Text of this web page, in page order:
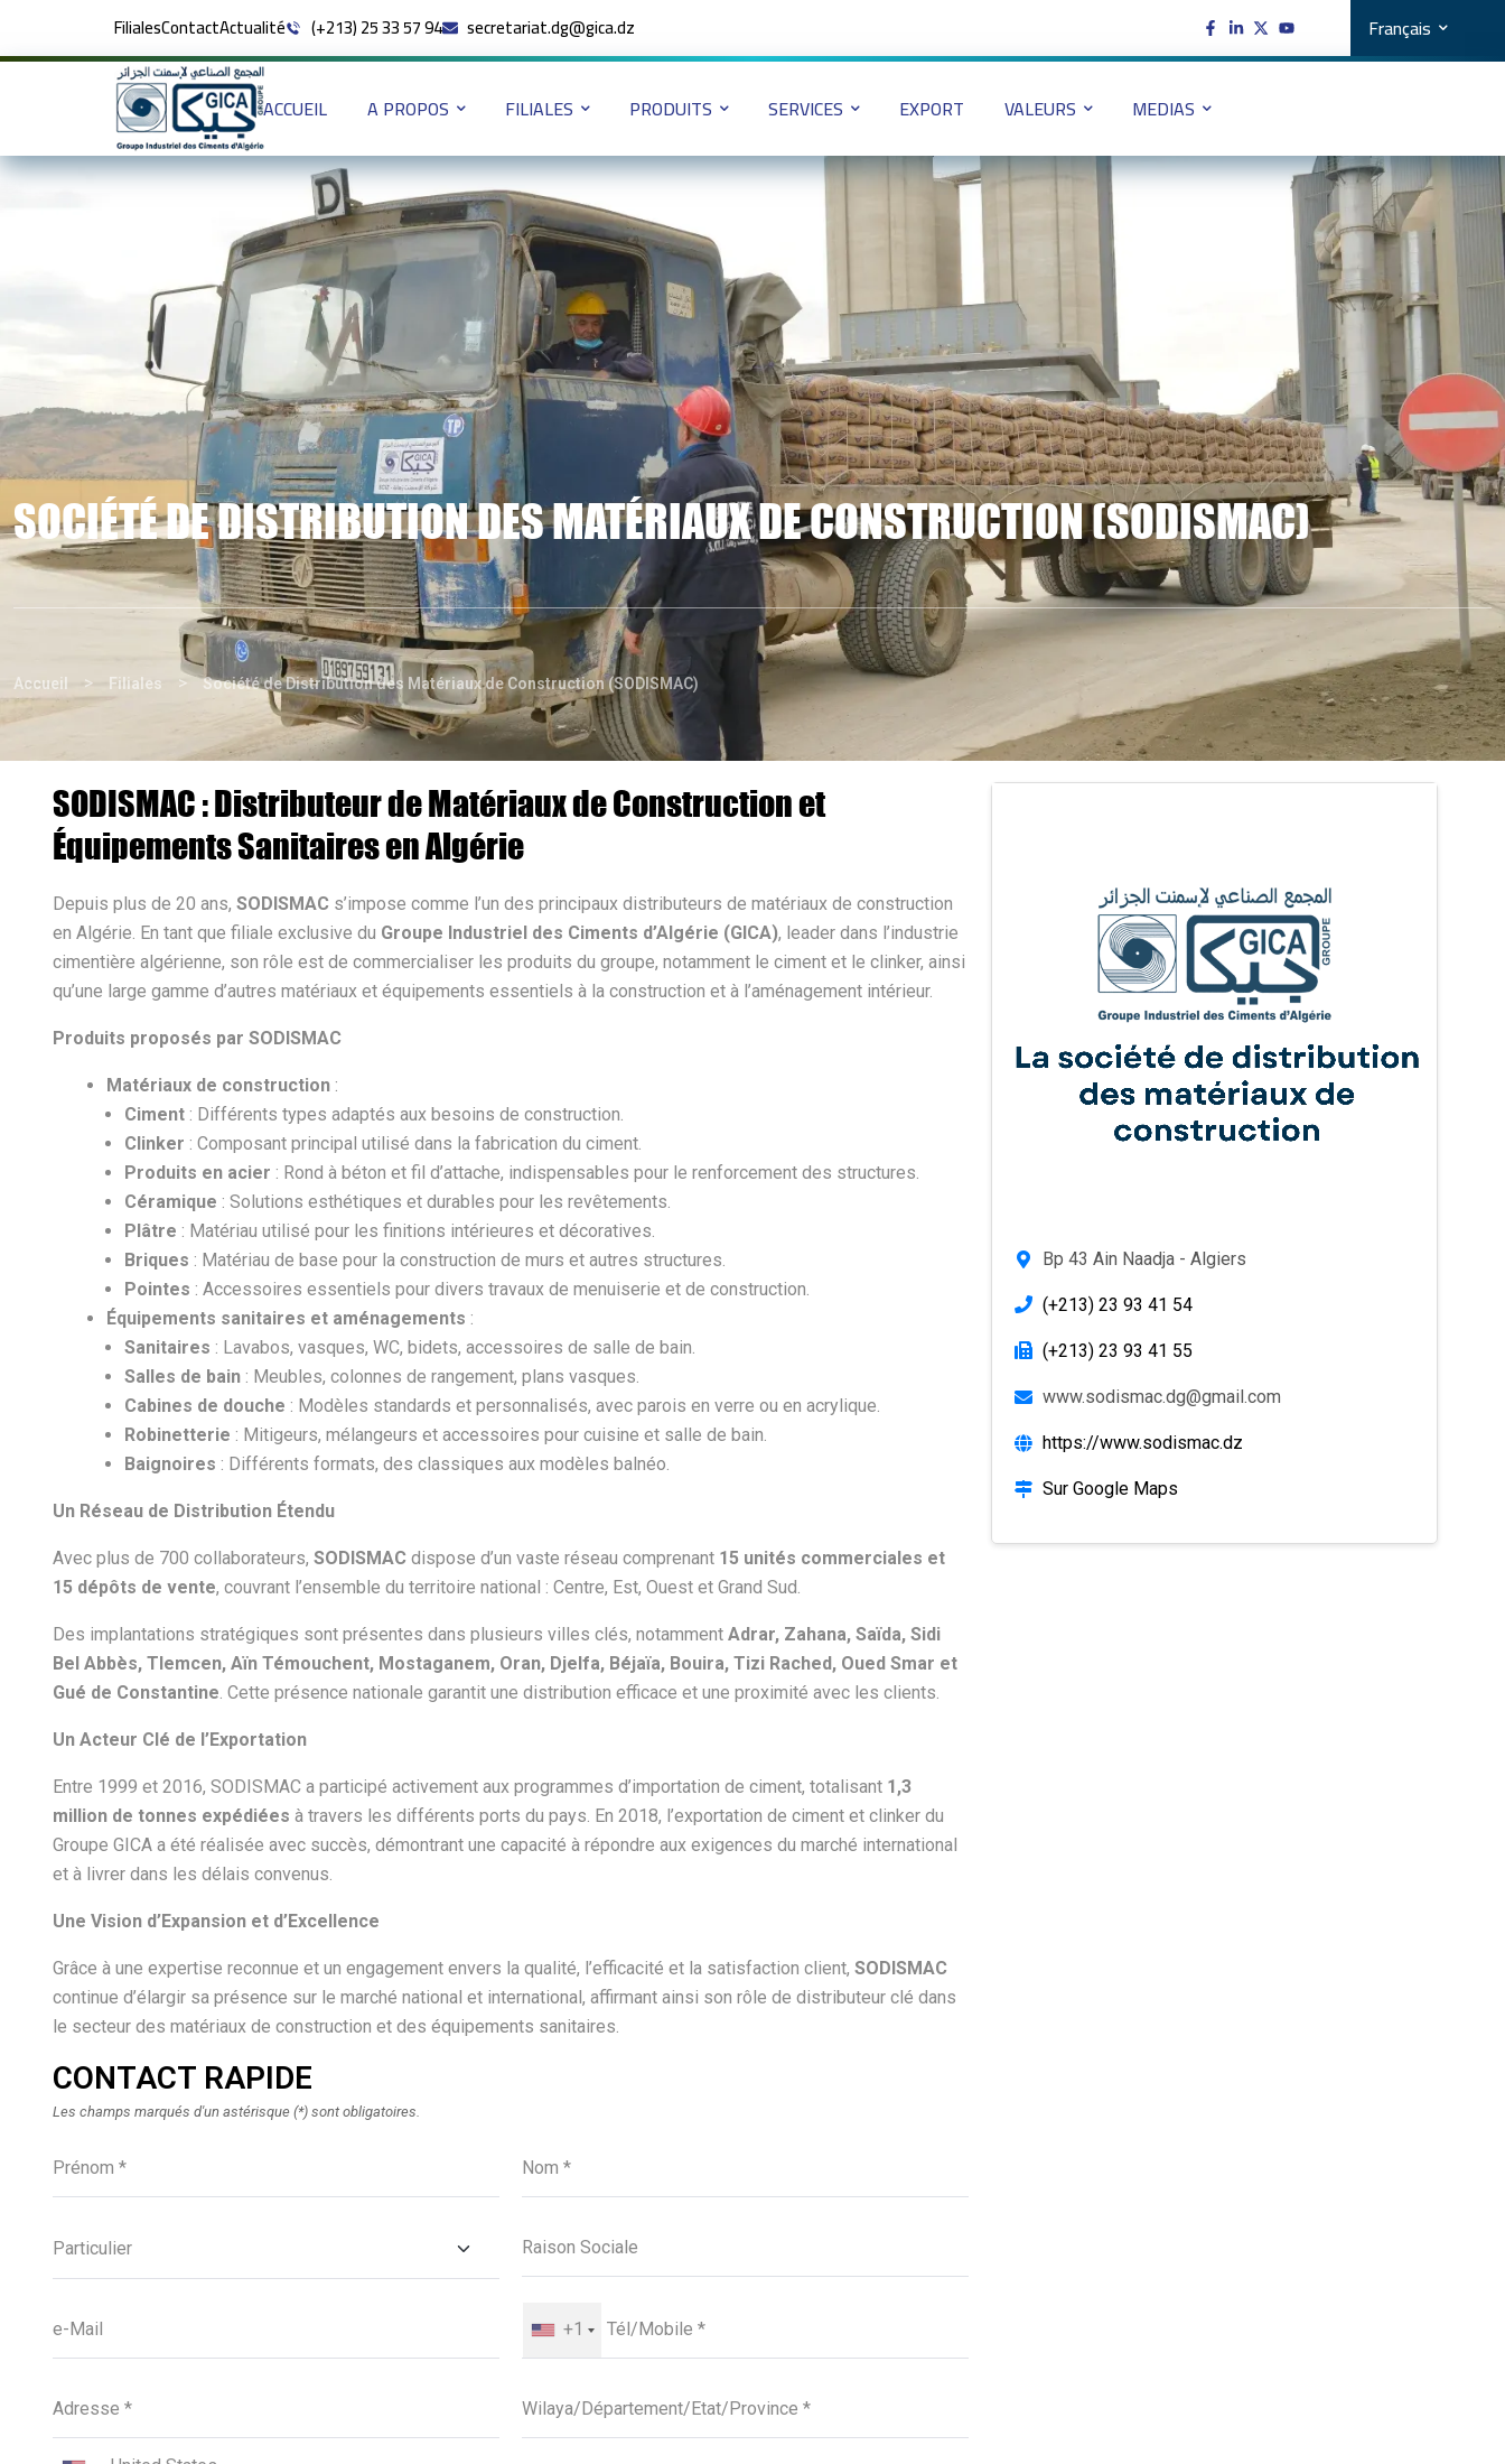
FilialesContactActualité (+213) 25 33 57 94 secretariat.dg@gica.dz Français
ACCUEIL A PROPOS FILIALES PRODUITS SERVICES EXPORT VALEURS MEDIAS
SOCIÉTÉ DE DISTRIBUTION DES MATÉRIAUX DE CONSTRUCTION (SODISMAC)
Accueil > Filiales > Société de Distribution des Matériaux de Construction (SODISMAC)
SODISMAC : Distributeur de Matériaux de Construction et
Équipements Sanitaires en Algérie
Depuis plus de 20 ans, SODISMAC s’impose comme l’un des principaux distributeurs de matériaux de construction
en Algérie. En tant que filiale exclusive du Groupe Industriel des Ciments d’Algérie (GICA), leader dans l’industrie
cimentière algérienne, son rôle est de commercialiser les produits du groupe, notamment le ciment et le clinker, ainsi
qu’une large gamme d’autres matériaux et équipements essentiels à la construction et à l’aménagement intérieur.
Produits proposés par SODISMAC
Matériaux de construction :
Ciment : Différents types adaptés aux besoins de construction.
Clinker : Composant principal utilisé dans la fabrication du ciment.
Produits en acier : Rond à béton et fil d’attache, indispensables pour le renforcement des structures.
Céramique : Solutions esthétiques et durables pour les revêtements.
Plâtre : Matériau utilisé pour les finitions intérieures et décoratives.
Briques : Matériau de base pour la construction de murs et autres structures.
Pointes : Accessoires essentiels pour divers travaux de menuiserie et de construction.
Équipements sanitaires et aménagements :
Sanitaires : Lavabos, vasques, WC, bidets, accessoires de salle de bain.
Salles de bain : Meubles, colonnes de rangement, plans vasques.
Cabines de douche : Modèles standards et personnalisés, avec parois en verre ou en acrylique.
Robinetterie : Mitigeurs, mélangeurs et accessoires pour cuisine et salle de bain.
Baignoires : Différents formats, des classiques aux modèles balnéo.
Un Réseau de Distribution Étendu
Avec plus de 700 collaborateurs, SODISMAC dispose d’un vaste réseau comprenant 15 unités commerciales et
15 dépôts de vente, couvrant l’ensemble du territoire national : Centre, Est, Ouest et Grand Sud.
Des implantations stratégiques sont présentes dans plusieurs villes clés, notamment Adrar, Zahana, Saïda, Sidi
Bel Abbès, Tlemcen, Aïn Témouchent, Mostaganem, Oran, Djelfa, Béjaïa, Bouira, Tizi Rached, Oued Smar et
Gué de Constantine. Cette présence nationale garantit une distribution efficace et une proximité avec les clients.
Un Acteur Clé de l’Exportation
Entre 1999 et 2016, SODISMAC a participé activement aux programmes d’importation de ciment, totalisant 1,3
million de tonnes expédiées à travers les différents ports du pays. En 2018, l’exportation de ciment et clinker du
Groupe GICA a été réalisée avec succès, démontrant une capacité à répondre aux exigences du marché international
et à livrer dans les délais convenus.
Une Vision d’Expansion et d’Excellence
Grâce à une expertise reconnue et un engagement envers la qualité, l’efficacité et la satisfaction client, SODISMAC
continue d’élargir sa présence sur le marché national et international, affirmant ainsi son rôle de distributeur clé dans
le secteur des matériaux de construction et des équipements sanitaires.
CONTACT RAPIDE
P
e
a
e
e
t
Les champs marqués d'un astérisque (*) sont obligatoires.
+1
Bp 43 Ain Naadja - Algiers
(+213) 23 93 41 54
(+213) 23 93 41 55
www.sodismac.dg@gmail.com
https://www.sodismac.dz
Sur Google Maps